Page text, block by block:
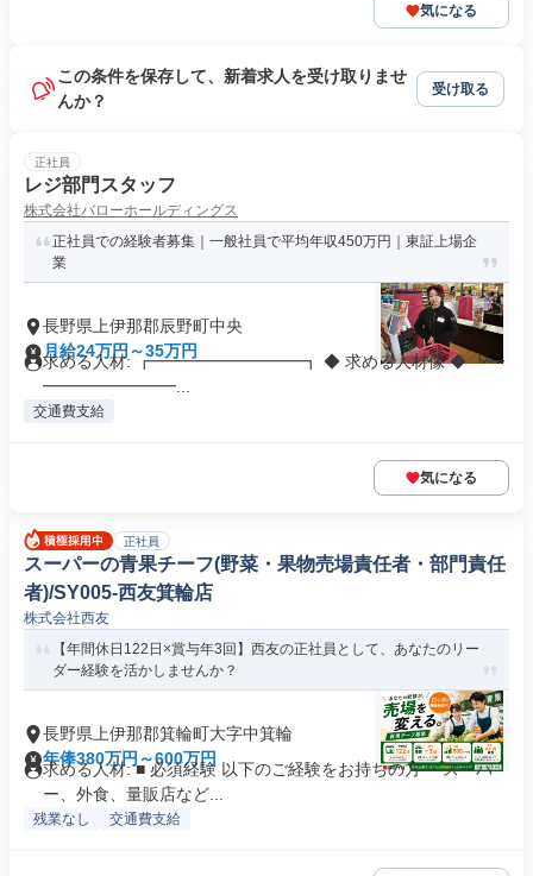
気になる
この条件を保存して、新着求人を受け取りませ
んか？
受け取る
正社員
レジ部門スタッフ
株式会社バローホールディングス
正社員での経験者募集｜一般社員で平均年収450万円｜東証上場企
業
長野県上伊那郡辰野町中央
月給24万円～35万円
求める人材: ┏━━━━━━━━━┓ ◆ 求める人材像 ◆ ┗━
━━━━━━━━...
交通費支給
気になる
正社員
スーパーの青果チーフ(野菜・果物売場責任者・部門責任
者)/SY005-西友箕輪店
株式会社西友
【年間休日122日×賞与年3回】西友の正社員として、あなたのリー
ダー経験を活かしませんか？
長野県上伊那郡箕輪町大字中箕輪
年俸380万円～600万円
求める人材: ■ 必須経験 以下のご経験をお持ちの方 ・スーパ
ー、外食、量販店など...
残業なし 交通費支給